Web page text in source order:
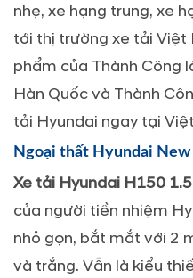
nhẹ, xe hạng trung, xe
tới thị trường xe tải
phẩm của Thành Công
Hàn Quốc và Thành
tải Hyundai ngay tại
Ngoại thất Hyundai
Xe tải Hyundai H150
của người tiền nhiệm
nhỏ gọn, bắt mắt với 2
và trắng. Vẫn là kiểu